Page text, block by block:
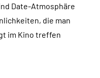
Date-Atmosphäre
die man
im Kino treffen